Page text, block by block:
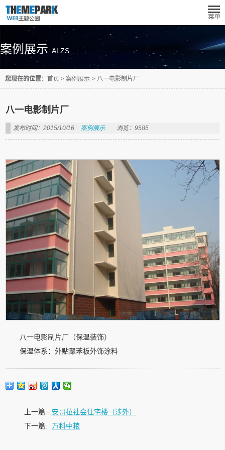
案例展示 ALZS
您现在的位置： 首页 > 案例展示 > 八一电影制片厂
八一电影制片厂
发布时间：2015/10/16 案例展示 浏览：9585
八一电影制片厂（保温装饰）
保温体系：外贴聚苯板外饰涂料
上一篇:
安哥拉社会住宅楼（涉外）
下一篇:
万科中粮